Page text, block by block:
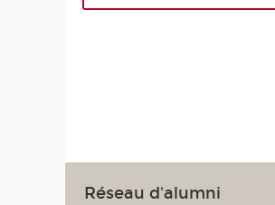
Réseau d'alumni